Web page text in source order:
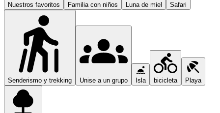
Nuestros favoritos Familia con niños Luna de miel Safari
Senderismo y trekking Unise a un grupo Isla bicicleta Playa